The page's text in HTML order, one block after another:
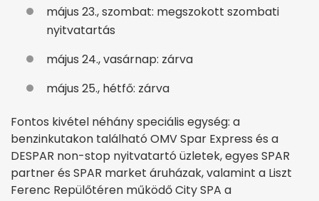
május 23., szombat: megszokott szombati
nyitvatartás
május 24., vasárnap: zárva
május 25., hétfő: zárva
Fontos kivétel néhány speciális egység: a
benzinkutakon található OMV Spar Express és a
DESPAR non-stop nyitvatartó üzletek, egyes SPAR
partner és SPAR market áruházak, valamint a Liszt
Ferenc Repülőtéren működő City SPA a